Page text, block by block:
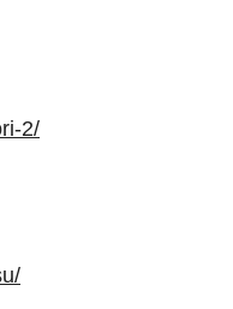
2/